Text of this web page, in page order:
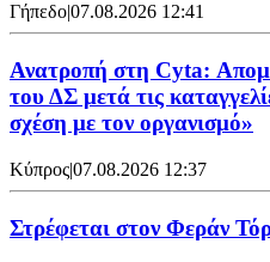
Γήπεδο|07.08.2026 12:41
Ανατροπή στη Cyta:
του ΔΣ μετά τις
σχέση με τον οργανισμό»
Κύπρος|07.08.2026 12:37
Στρέφεται στον Φεράν